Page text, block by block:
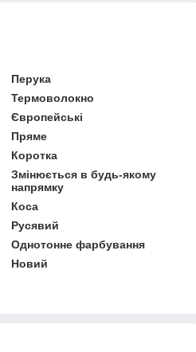
Перука
Термоволокно
Європейські
Пряме
Коротка
Змінюється в будь-якому
напрямку
Коса
Русявий
Однотонне фарбування
Новий